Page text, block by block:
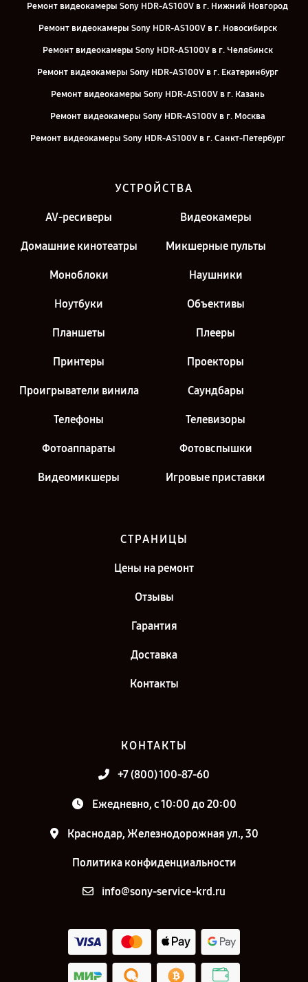
Ремонт видеокамеры Sony HDR-AS100V в г. Нижний Новгород
Ремонт видеокамеры Sony HDR-AS100V в г. Новосибирск
Ремонт видеокамеры Sony HDR-AS100V в г. Челябинск
Ремонт видеокамеры Sony HDR-AS100V в г. Екатеринбург
Ремонт видеокамеры Sony HDR-AS100V в г. Казань
Ремонт видеокамеры Sony HDR-AS100V в г. Москва
Ремонт видеокамеры Sony HDR-AS100V в г. Санкт-Петербург
УСТРОЙСТВА
AV-ресиверы Видеокамеры
Домашние кинотеатры Микшерные пульты
Моноблоки Наушники
Ноутбуки Объективы
Планшеты Плееры
Принтеры Проекторы
Проигрыватели винила Саундбары
Телефоны Телевизоры
Фотоаппараты Фотовспышки
Видеомикшеры Игровые приставки
СТРАНИЦЫ
Цены на ремонт
Отзывы
Гарантия
Доставка
Контакты
КОНТАКТЫ
+7 (800) 100-87-60
Ежедневно, с 10:00 до 20:00
Краснодар, Железнодорожная ул., 30
Политика конфиденциальности
info@sony-service-krd.ru